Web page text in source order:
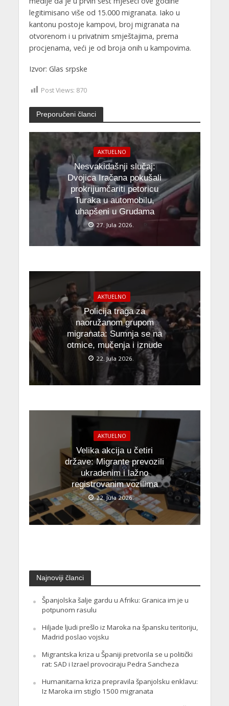
legitimisano više od 15.000 migranata. Iako u
kantonu postoje kampovi, broj migranata na
otvorenom i u privatnim smještajima, prema
procjenama, veći je od broja onih u kampovima.
Izvor: Glas srpske
Post Views: 870
Preporučeni članci
AKTUELNO
Nesvakidašnji slučaj:
Dvojica Iračana pokušali
prokrijumčariti petoricu
Turaka u automobilu,
uhapšeni u Grudama
27. Jula 2026.
AKTUELNO
Policija traga za
naoružanom grupom
migranata: Sumnja se na
otmice, mučenja i iznude
22. Jula 2026.
AKTUELNO
Velika akcija u četiri
države: Migrante prevozili
ukradenim i lažno
registrovanim vozilima
22. Jula 2026.
Najnoviji članci
Španjolska šalje gardu u Afriku: Granica im je u
potpunom rasulu
Hiljade ljudi prešlo iz Maroka na špansku teritoriju,
Madrid poslao vojsku
Migrantska kriza u Španiji pretvorila se u politički
rat: SAD i Izrael provociraju Pedra Sancheza
Humanitarna kriza prepravila španjolsku enklavu:
Iz Maroka im stiglo 1500 migranata